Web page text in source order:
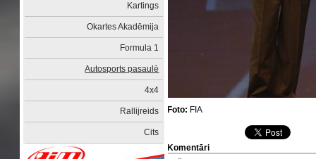
Kartings
Okartes Akadēmija
Formula 1
Autosports pasaulē
4x4
Rallijreids
Cits
Foto: FIA
Komentāri